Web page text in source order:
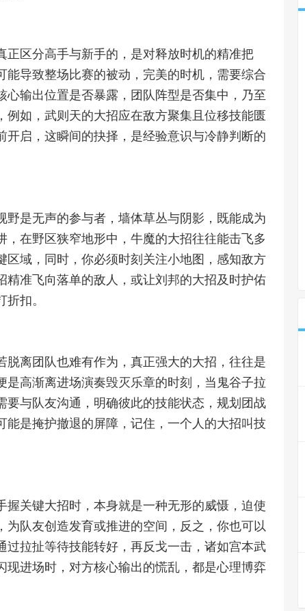
区分高手与新手的，是对释放时机的精准把
导致整场比赛的被动，完美的时机，需要综合
输出位置是否暴露，团队阵型是否集中，乃至
如，武则天的大招应在敌方聚集且位移技能匮
启，这瞬间的抉择，是经验意识与冷静判断的
是无声的参与者，墙体草丛与阴影，既能成为
在野区狭窄地形中，牛魔的大招往往能击飞多
区域，同时，你必须时刻关注小地图，感知敌方
准飞向落单的敌人，或让刘邦的大招及时护佑
扣。
离团队也难有作为，真正强大的大招，往往是
高渐离进场演奏毁灭乐章的时刻，当鬼谷子拉
与队友沟通，明确彼此的技能状态，规划团战
是掩护撤退的屏障，记住，一个人的大招叫技
关键大招时，本身就是一种无形的威慑，迫使
队友创造发育或推进的空间，反之，你也可以
拉扯等待技能转好，再反戈一击，诸如宫本武
进场时，对方核心输出的慌乱，都是心理博弈